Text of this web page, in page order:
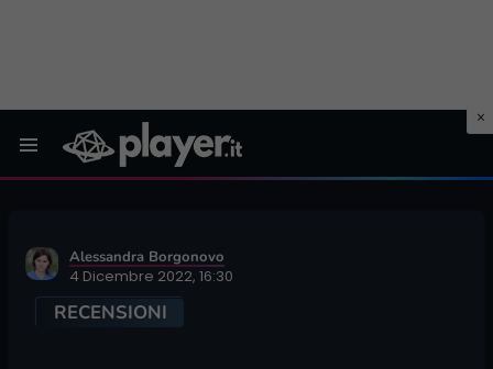
Alessandra Borgonovo
4 Dicembre 2022, 16:30
RECENSIONI